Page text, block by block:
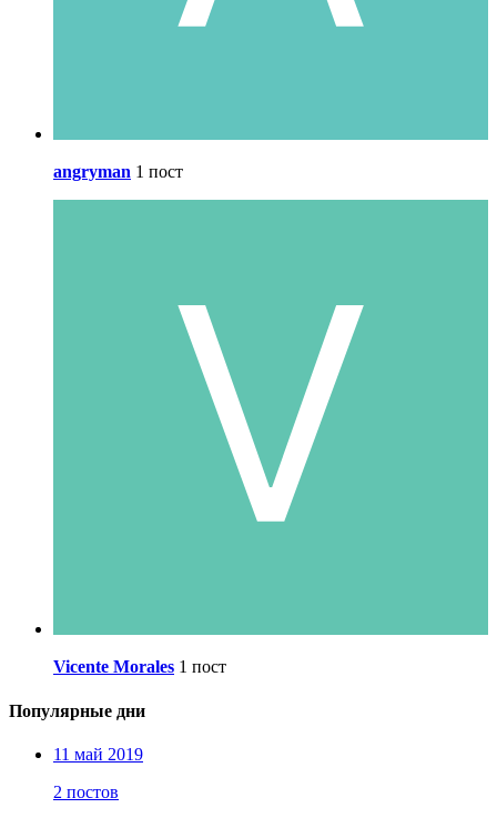
angryman 1 пост
Vicente Morales 1 пост
Популярные дни
11 май 2019
2 постов